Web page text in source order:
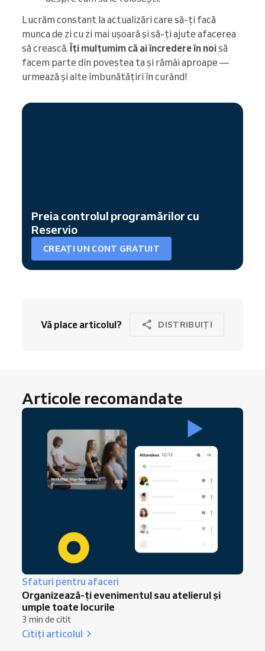
Lucrăm constant la actualizări care să-ți facă
munca de zi cu zi mai ușoară și să-ți ajute afacerea
să crească. Îți mulțumim că ai încredere în noisă
facem parte din povestea ta și rămâi aproape —
urmează și alte îmbunătățiri în curând!
Preia controlul programărilor cu
Reservio
CREAȚI UN CONT GRATUIT
Vă place articolul? DISTRIBUIȚI
Articole recomandate
Sfaturi pentru afaceri
Organizează-ți evenimentul sau atelierul și
umple toate locurile
3 min de citit
Citiți articolul